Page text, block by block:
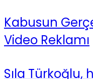
Kabusun
Video Reklamı
Sıla Türkoğlu,